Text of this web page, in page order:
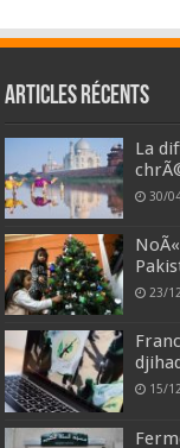
Articles récents
La
30/
23/
15/